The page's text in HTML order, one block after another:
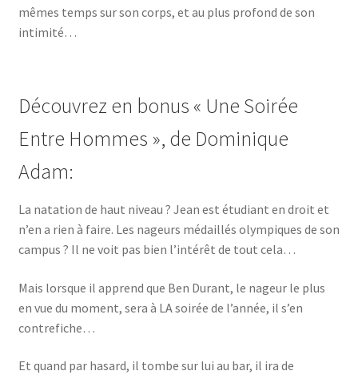
mêmes temps sur son corps, et au plus profond de son
intimité…
Découvrez en bonus « Une Soirée
Entre Hommes », de Dominique
Adam:
La natation de haut niveau ? Jean est étudiant en droit et
n’en a rien à faire. Les nageurs médaillés olympiques de son
campus ? Il ne voit pas bien l’intérêt de tout cela…
Mais lorsque il apprend que Ben Durant, le nageur le plus
en vue du moment, sera à LA soirée de l’année, il s’en
contrefiche…
Et quand par hasard, il tombe sur lui au bar, il ira de